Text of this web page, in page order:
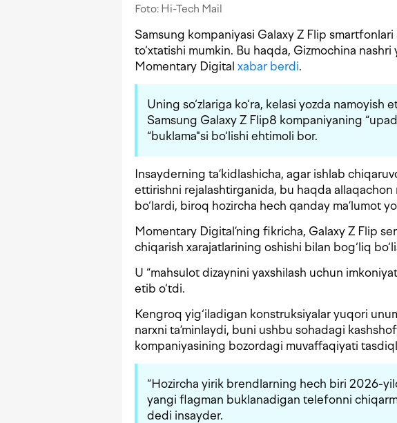
Foto: Hi-Tech Mail
Samsung kompaniyasi Galaxy Z Flip
to‘xtatishi mumkin. Bu haqda, Gizmochina
Momentary Digital xabar berdi.
Uning so‘zlariga ko‘ra, kelasi yozda namoyish
Samsung Galaxy Z Flip8 kompaniyaning
“buklama"si bo‘lishi ehtimoli bor.
Insayderning ta’kidlashicha, agar ishlab
ettirishni rejalashtirganida, bu haqda allaqachon
bo‘lardi, biroq hozircha hech qanday ma’lumot
Momentary Digital’ning fikricha, Galaxy Z Flip
chiqarish xarajatlarining oshishi bilan bog‘liq
U “mahsulot dizaynini yaxshilash uchun
etib o‘tdi.
Kengroq yig‘iladigan konstruksiyalar yuqori
narxni ta’minlaydi, buni ushbu sohadagi
kompaniyasining bozordagi muvaffaqiyati
“Hozircha yirik brendlarning hech biri 2026-
yangi flagman buklanadigan telefonni
dedi insayder.